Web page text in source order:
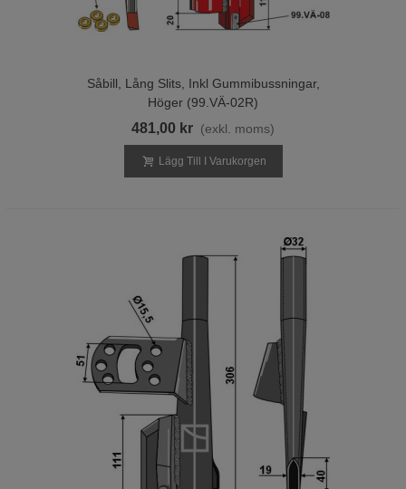
Såbill, Lång Slits, Inkl Gummibussningar,
Höger (99.VÄ-02R)
481,00 kr (exkl. moms)
Lägg Till I Varukorgen